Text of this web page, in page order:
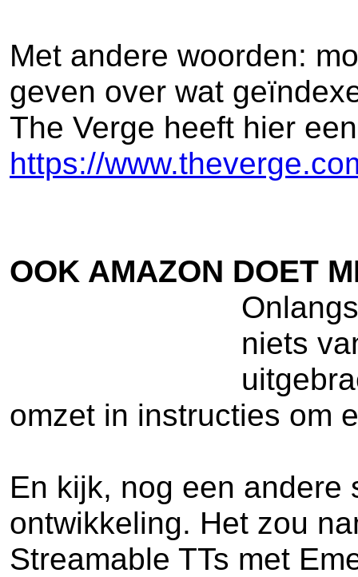
Met andere woorden:
geven over wat
The Verge heeft hier
https://
OOK AMAZON DOET
niets
omzet in instructies om
En kijk, nog een
ontwikkeling. Het zou
Streamable TTs met